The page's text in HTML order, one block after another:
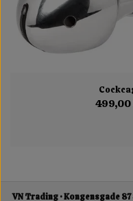
499,00
VN Trading Kongensgade 87